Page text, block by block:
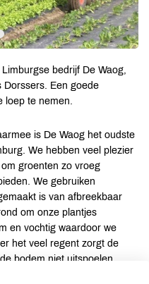
bedrijf De Waog,
Dorssers. Een goede
loep te nemen.
is De Waog het oudste
We hebben veel plezier
groenten zo vroeg
We gebruiken
is van afbreekbaar
om onze plantjes
en vochtig waardoor we
het veel regent zorgt de
bodem niet uitspoelen.
Daardoor hoeven we